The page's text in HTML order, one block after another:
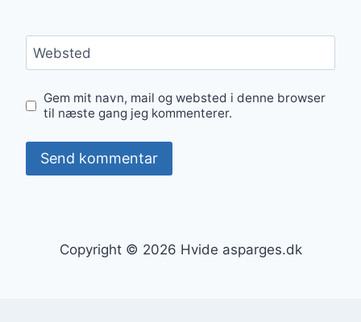
Websted
Gem mit navn, mail og websted i denne browser
til næste gang jeg kommenterer.
Copyright © 2026 Hvide asparges.dk